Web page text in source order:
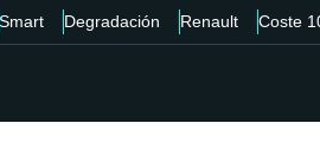
Smart Degradación Renault Coste